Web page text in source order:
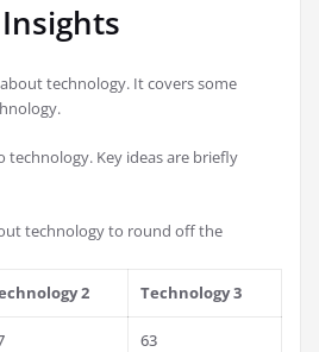
technology. It covers some
Key ideas are briefly
technology to round off the
2 Technology 3
63